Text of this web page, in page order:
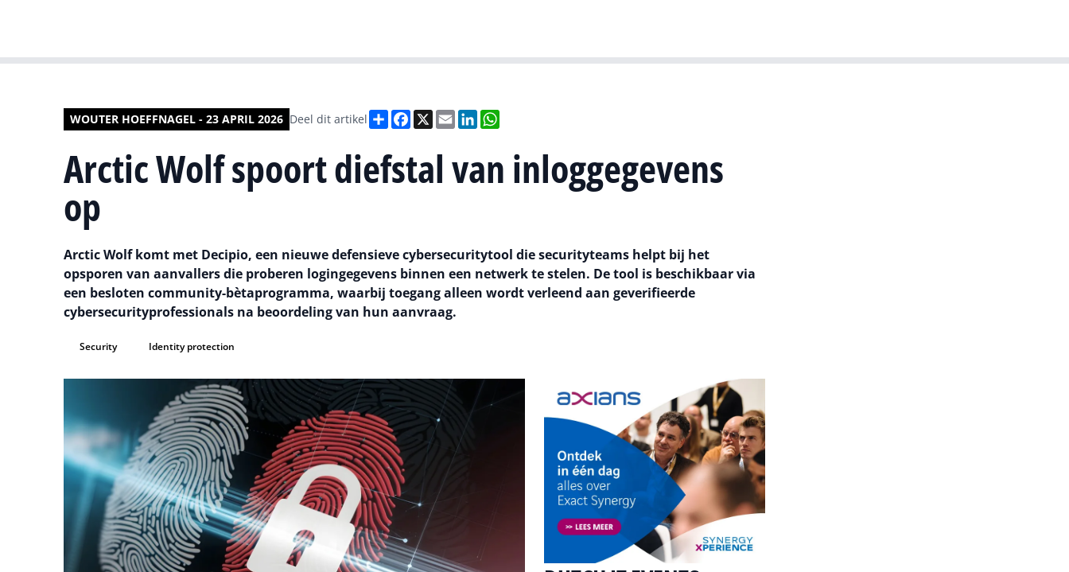
WOUTER HOEFFNAGEL - 23 APRIL 2026 Deel dit artikel DeelFacebook
X EmailLinkedIn
Arctic Wolf spoort diefstal van inloggegevens
op
Arctic Wolf komt met Decipio, een nieuwe defensieve cybersecuritytool die securityteams helpt bij het
opsporen van aanvallers die proberen logingegevens binnen een netwerk te stelen. De tool is beschikbaar via
een besloten community-bètaprogramma, waarbij toegang alleen wordt verleend aan geverifieerde
cybersecurityprofessionals na beoordeling van hun aanvraag.
Security Identity protection